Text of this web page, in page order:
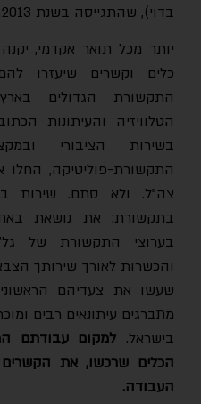
בדוי), שהתגייסה בשנת 2013.
יותר מכל תואר אקדמי, יקנה
כלים וקשרים שיעזרו להם
התקשורת הגדולים בארץ.
הטלוויזיה והעיתונות
בשירות הציבורי
התקשורת-פוליטיקה, החלו את
צה"ל. ולא סתם. שירות
בתקשורת: את נושאת
בערוצי התקשורת של גל"צ
והכשרות לאורך שירותך
שעשו את צעדיהם הראשונים
מתברגים עיתונאים רבים
בישראל.למקום עבודתם
הכלים שרכשו, את הקשרים
העבודה.